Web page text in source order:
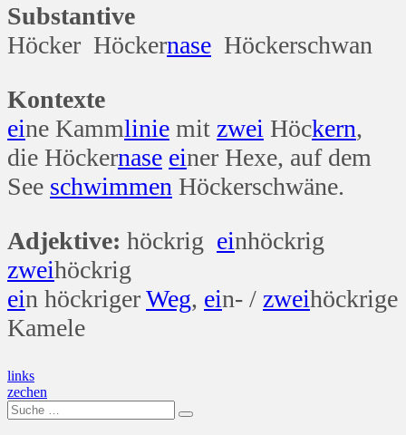
Substantive
Höcker Höckernase Höckerschwan
Kontexte
eine Kammlinie mit zwei Höckern,
die Höckernase einer Hexe, auf dem
See schwimmen Höckerschwäne.
Adjektive: höckrig einhöckrig
zweihöckrig
ein höckrigerWeg, ein- / zweihöckrige
Kamele
Beitragsnavigation
links
zechen
Suche
nach: